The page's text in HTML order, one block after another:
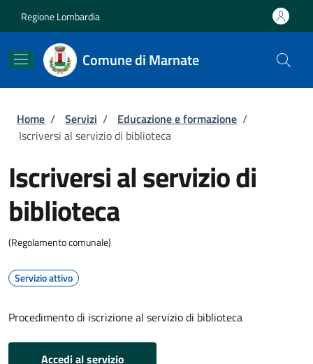
Regione Lombardia
Comune di Marnate
Briciole di pane
Home / Servizi / Educazione e formazione /
Iscriversi al servizio di biblioteca
Iscriversi al servizio di
biblioteca
(Regolamento comunale)
Servizio attivo
Procedimento di iscrizione al servizio di biblioteca
Accedi al servizio